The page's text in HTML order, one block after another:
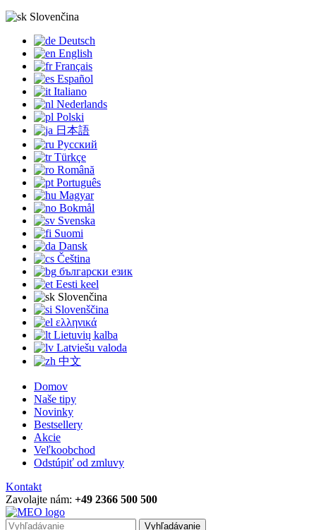
Slovenčina
Deutsch
English
Français
Español
Italiano
Nederlands
Polski
日本語
Русский
Türkçe
Română
Português
Magyar
Bokmål
Svenska
Suomi
Dansk
Čeština
български език
Eesti keel
Slovenčina
Slovenščina
ελληνικά
Lietuvių kalba
Latviešu valoda
中文
Domov
Naše tipy
Novinky
Bestsellery
Akcie
Veľkoobchod
Odstúpiť od zmluvy
Kontakt
Zavolajte nám: +49 2366 500 500
Vyhľadávanie